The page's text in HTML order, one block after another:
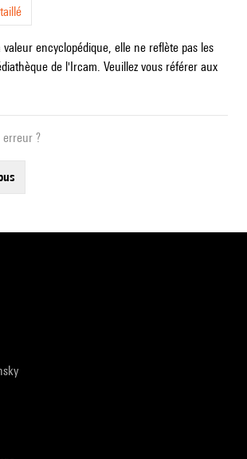
encyclopédique, elle ne reflète pas les
de l'Ircam. Veuillez vous référer aux
erreur ?